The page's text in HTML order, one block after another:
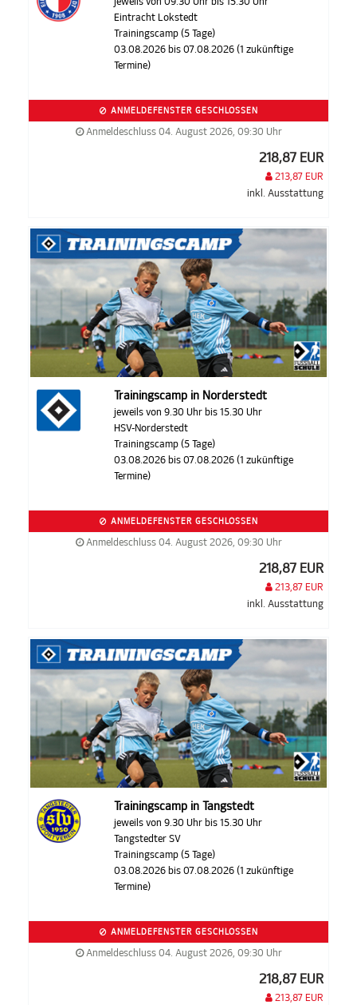
Eintracht Lokstedt
Trainingscamp (5 Tage)
03.08.2026 bis 07.08.2026 (1 zukünftige
Termine)
ANMELDEFENSTER GESCHLOSSEN
Anmeldeschluss 04. August 2026, 09:30 Uhr
218,87 EUR
213,87 EUR
inkl. Ausstattung
Trainingscamp in Norderstedt
jeweils von 9.30 Uhr bis 15.30 Uhr
HSV-Norderstedt
Trainingscamp (5 Tage)
03.08.2026 bis 07.08.2026 (1 zukünftige
Termine)
ANMELDEFENSTER GESCHLOSSEN
Anmeldeschluss 04. August 2026, 09:30 Uhr
218,87 EUR
213,87 EUR
inkl. Ausstattung
Trainingscamp in Tangstedt
jeweils von 9.30 Uhr bis 15.30 Uhr
Tangstedter SV
Trainingscamp (5 Tage)
03.08.2026 bis 07.08.2026 (1 zukünftige
Termine)
ANMELDEFENSTER GESCHLOSSEN
Anmeldeschluss 04. August 2026, 09:30 Uhr
218,87 EUR
213,87 EUR